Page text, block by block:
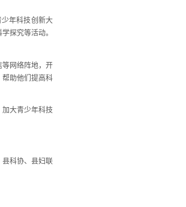
年科技创新大
探究等活动。
网络阵地，开
帮助他们提高科
大青少年科技
科协、县妇联